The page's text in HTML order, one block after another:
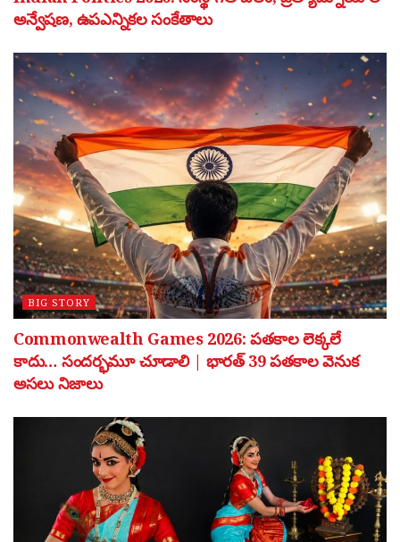
అన్వేషణ, ఉపఎన్నికల సంకేతాలు
BIG STORY
Commonwealth Games 2026: పతకాల లెక్కలే
కాదు… సందర్భమూ చూడాలి | భారత్ 39 పతకాల వెనుక
అసలు నిజాలు